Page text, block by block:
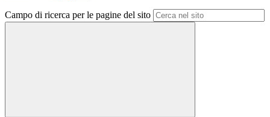
Campo di ricerca per le pagine del sito